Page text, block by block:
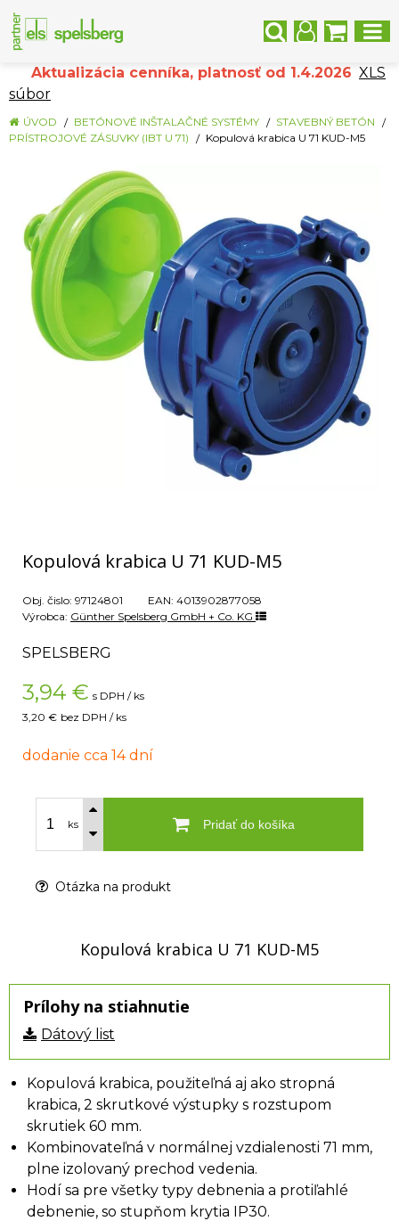
Aktualizácia cenníka, platnosť od 1.4.2026 XLS
súbor
ÚVOD BETÓNOVÉ INŠTALAČNÉ SYSTÉMY
STAVEBNÝ BETÓN
PRÍSTROJOVÉ ZÁSUVKY (IBT U 71)
Kopulová krabica U 71 KUD-M5
Kopulová krabica U 71 KUD-M5
Obj. čislo: 97124801 EAN: 4013902877058
Výrobca: Günther Spelsberg GmbH + Co. KG
SPELSBERG
3,94 € s DPH / ks
3,20 € bez DPH / ks
dodanie cca 14 dní
ks Pridať do košíka
Otázka na produkt
Kopulová krabica U 71 KUD-M5
Prílohy na stiahnutie
Dátový list
Kopulová krabica, použiteľná aj ako stropná
krabica, 2 skrutkové výstupky s rozstupom
skrutiek 60 mm.
Kombinovateľná v normálnej vzdialenosti 71 mm,
plne izolovaný prechod vedenia.
Hodí sa pre všetky typy debnenia a protiľahlé
debnenie, so stupňom krytia IP30.